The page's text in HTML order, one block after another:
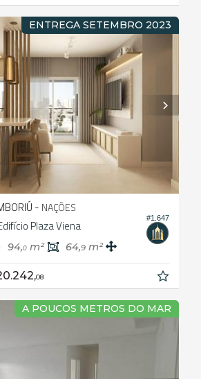
ENTREGA SETEMBRO 2023
#1.647
- NAÇÕES
Plaza Viena
94,0 m² 64,9 m²
08
A POUCOS METROS DO MAR